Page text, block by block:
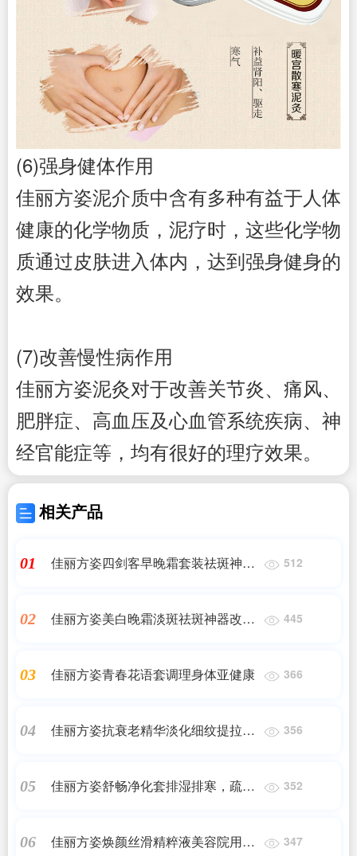
(6)强身健体作用
佳丽方姿泥介质中含有多种有益于人体
健康的化学物质，泥疗时，这些化学物
质通过皮肤进入体内，达到强身健身的
效果。
(7)改善慢性病作用
佳丽方姿泥灸对于改善关节炎、痛风、
肥胖症、高血压及心血管系统疾病、神
经官能症等，均有很好的理疗效果。
相关产品
01
佳丽方姿四剑客早晚霜套装祛斑神器
512
02
佳丽方姿美白晚霜淡斑祛斑神器改善
445
03 佳丽方姿青春花语套调理身体亚健康 366
04
佳丽方姿抗衰老精华淡化细纹提拉紧
356
05
佳丽方姿舒畅净化套排湿排寒，疏通
352
06
佳丽方姿焕颜丝滑精粹液美容院用品
347